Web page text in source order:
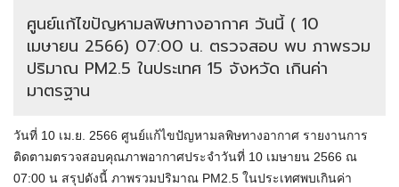
ศูนย์แก้ไขปัญหามลพิษทางอากาศ วันนี้ ( 10
เมษายน 2566) 07:00 น. ตรวจสอบ พบ ภาพรวม
ปริมาณ PM2.5 ในประเทศ 15 จังหวัด เกินค่า
มาตรฐาน
วันที่ 10 เม.ย. 2566 ศูนย์แก้ไขปัญหามลพิษทางอากาศ รายงานการ
ติดตามตรวจสอบคุณภาพอากาศประจำวันที่ 10 เมษายน 2566 ณ
07:00 น สรุปดังนี้ ภาพรวมปริมาณ PM2.5 ในประเทศพบเกินค่า